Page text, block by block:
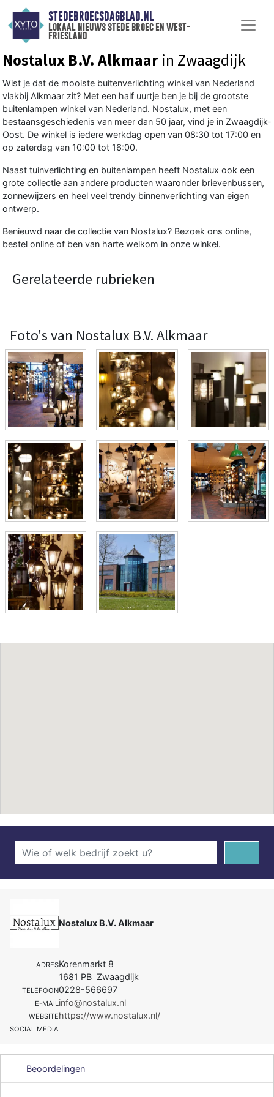
STEDEBROECSDAGBLAD.NL
lokaal nieuws stede broec en west-
friesland
Nostalux B.V. Alkmaar in Zwaagdijk
Wist je dat de mooiste buitenverlichting winkel van Nederland
vlakbij Alkmaar zit? Met een half uurtje ben je bij de grootste
buitenlampen winkel van Nederland. Nostalux, met een
bestaansgeschiedenis van meer dan 50 jaar, vind je in Zwaagdijk-
Oost. De winkel is iedere werkdag open van 08:30 tot 17:00 en
op zaterdag van 10:00 tot 16:00.
Naast tuinverlichting en buitenlampen heeft Nostalux ook een
grote collectie aan andere producten waaronder brievenbussen,
zonnewijzers en heel veel trendy binnenverlichting van eigen
ontwerp.
Benieuwd naar de collectie van Nostalux? Bezoek ons online,
bestel online of ben van harte welkom in onze winkel.
Gerelateerde rubrieken
Foto's van Nostalux B.V. Alkmaar
Nostalux B.V. Alkmaar
ADRESKorenmarkt 8
1681 PB Zwaagdijk
TELEFOON0228-566697
E-MAIL info@nostalux.nl
WEBSITEhttps://www.nostalux.nl/
SOCIAL MEDIA
Beoordelingen